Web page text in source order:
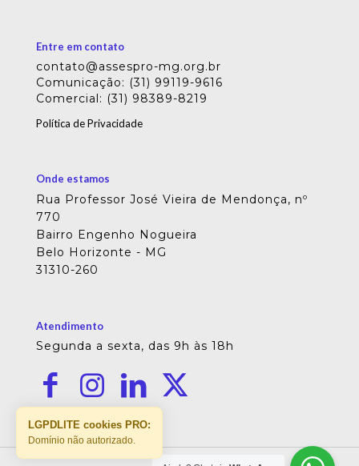
Entre em contato
contato@assespro-mg.org.br
Comunicação: (31) 99119-9616
Comercial: (31) 98389-8219
Política de Privacidade
Onde estamos
Rua Professor José Vieira de Mendonça, nº
770
Bairro Engenho Nogueira
Belo Horizonte - MG
31310-260
Atendimento
Segunda a sexta, das 9h às 18h
LGPDLITE cookies PRO:
Domínio não autorizado.